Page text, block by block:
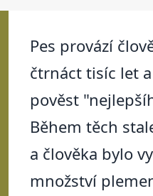
Pes provází
čtrnáct tisíc let
pověst
Během těch
a člověka bylo
množství